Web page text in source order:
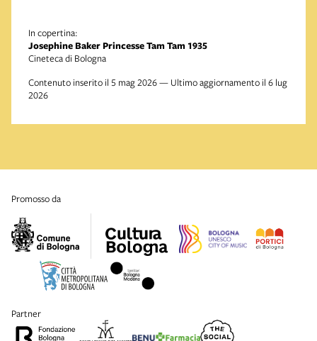
In copertina:
Josephine Baker Princesse Tam Tam 1935
Cineteca di Bologna
Contenuto inserito il 5 mag 2026 — Ultimo aggiornamento il 6 lug
2026
promosso da
partner